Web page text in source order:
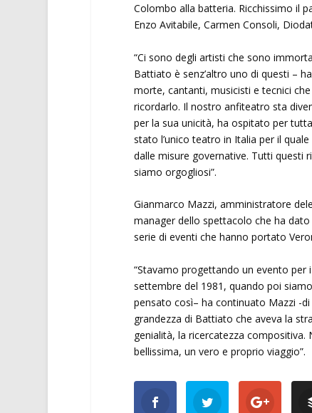
Colombo alla batteria. Ricchissimo il
Enzo Avitabile, Carmen Consoli,
“Ci sono degli artisti che sono
Battiato è senz’altro uno di questi –
morte, cantanti, musicisti e tecnici
ricordarlo. Il nostro anfiteatro sta
per la sua unicità, ha ospitato per
stato l’unico teatro in Italia per il
dalle misure governative. Tutti questi
siamo orgogliosi”.
Gianmarco Mazzi, amministratore
manager dello spettacolo che ha
serie di eventi che hanno portato
“Stavamo progettando un evento per
settembre del 1981, quando poi
pensato così– ha continuato Mazzi -
grandezza di Battiato che aveva la
genialità, la ricercatezza
bellissima, un vero e proprio viaggio”.